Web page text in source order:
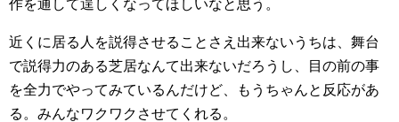
作を通して逞しくなってほしいなと思う。
近くに居る人を説得させることさえ出来ないうちは、舞台
で説得力のある芝居なんて出来ないだろうし、目の前の事
を全力でやってみているんだけど、もうちゃんと反応があ
る。みんなワクワクさせてくれる。